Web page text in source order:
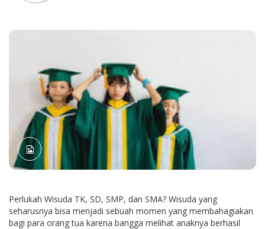
Perlukah Wisuda TK, SD, SMP, dan SMA? Wisuda yang
seharusnya bisa menjadi sebuah momen yang membahagiakan
bagi para orang tua karena bangga melihat anaknya berhasil